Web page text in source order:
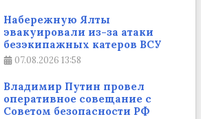
Набережную Ялты
эвакуировали из-за атаки
безэкипажных катеров ВСУ
07.08.2026 13:58
Владимир Путин провел
оперативное совещание с
Советом безопасности РФ